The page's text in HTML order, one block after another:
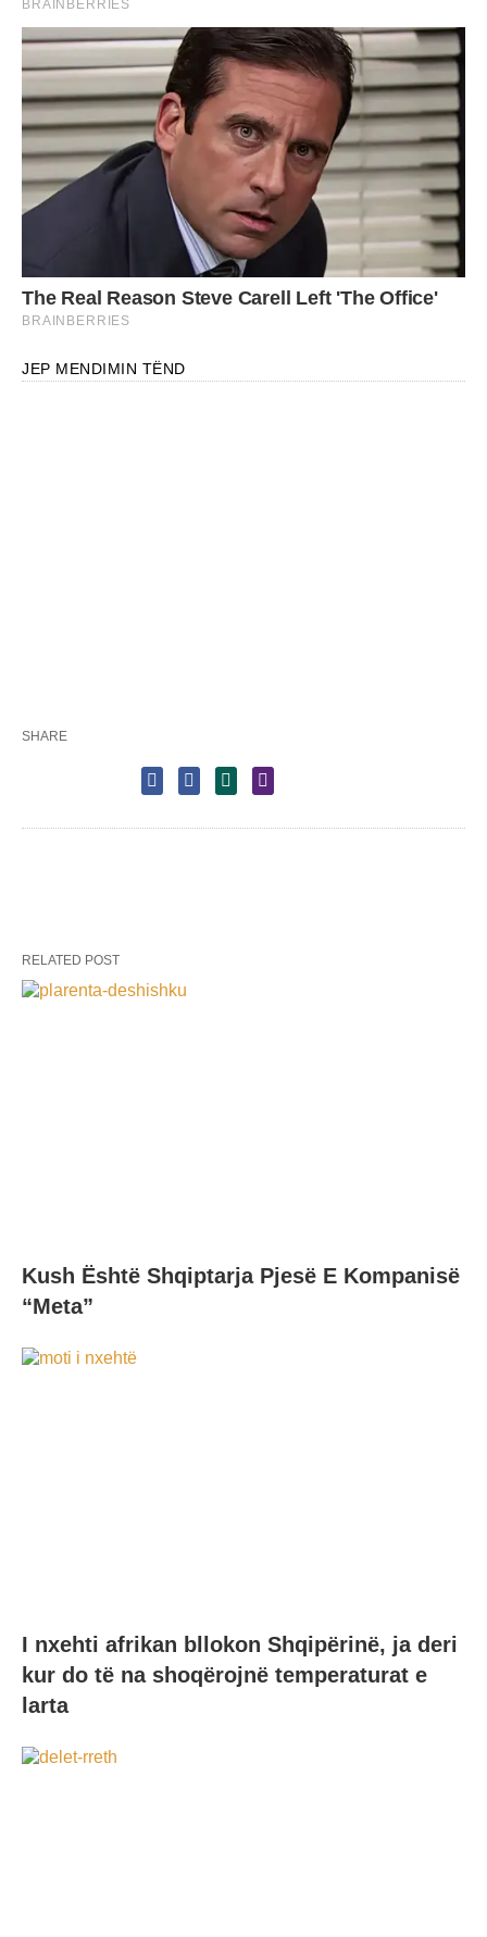
JEP MENDIMIN TËND
SHARE
RELATED POST
Kush Është Shqiptarja Pjesë E Kompanisë
“Meta”
I nxehti afrikan bllokon Shqipërinë, ja deri
kur do të na shoqërojnë temperaturat e
larta